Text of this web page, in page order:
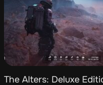
The Alters: Deluxe